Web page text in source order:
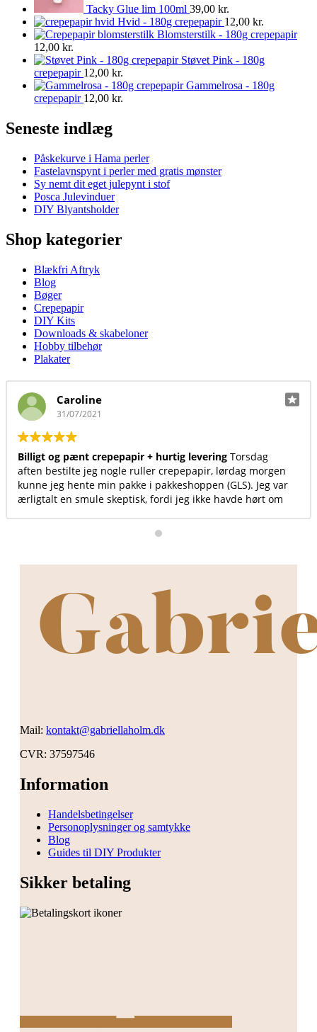
Tacky Glue lim 100ml 39,00 kr.
Hvid - 180g crepepapir 12,00 kr.
Blomsterstilk - 180g crepepapir
12,00 kr.
Støvet Pink - 180g
crepepapir 12,00 kr.
Gammelrosa - 180g
crepepapir 12,00 kr.
Seneste indlæg
Påskekurve i Hama perler
Fastelavnspynt i perler med gratis mønster
Sy nemt dit eget julepynt i stof
Posca Julevinduer
DIY Blyantsholder
Shop kategorier
Blækfri Aftryk
Blog
Bøger
Crepepapir
DIY Kits
Downloads & skabeloner
Hobby tilbehør
Plakater
Annika Bak Hansen
23/06/2021
Virkelig et fint sted at handle. Kvaliteten er i top, både på
produkterne, levering og kundeservice.
Mail: kontakt@gabriellaholm.dk
CVR: 37597546
Information
Handelsbetingelser
Personoplysninger og samtykke
Blog
Guides til DIY Produkter
Sikker betaling